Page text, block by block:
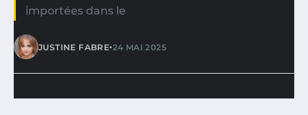
importées dans le
JUSTINE FABRE•24 MAI 2025